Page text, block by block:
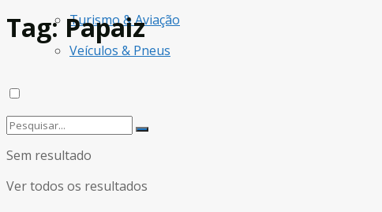
Turismo & Aviação
Veículos & Pneus
Sem resultado
Ver todos os resultados
Tag:Papaiz